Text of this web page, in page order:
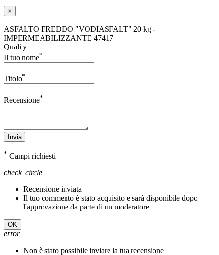
×
ASFALTO FREDDO "VODIASFALT" 20 kg -
IMPERMEABILIZZANTE 47417
Quality
Il tuo nome*
Titolo*
Recensione*
Invia
* Campi richiesti
check_circle
Recensione inviata
Il tuo commento è stato acquisito e sarà disponibile dopo
l'approvazione da parte di un moderatore.
OK
error
Non è stato possibile inviare la tua recensione